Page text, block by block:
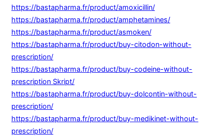
https://bastapharma.fr/product/amoxicillin/
https://bastapharma.fr/product/amphetamines/
https://bastapharma.fr/product/asmoken/
https://bastapharma.fr/product/buy-citodon-without-
prescription/
https://bastapharma.fr/product/buy-codeine-without-
prescription Skript/
https://bastapharma.fr/product/buy-dolcontin-without-
prescription/
https://bastapharma.fr/product/buy-medikinet-without-
prescription/